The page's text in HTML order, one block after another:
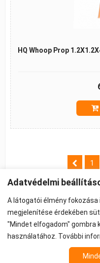
HQ Whoop Prop
j
g
y
z
1
©2026 - ÁSZF-
Propeller - FPV
Az árak
Adatvédelmi
A látogatói élmény
megjelenítése érdekében
"Mindet elfogadom"
használatához. További